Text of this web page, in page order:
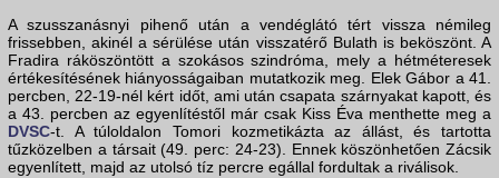
A szusszanásnyi pihenő után a vendéglátó tért vissza némileg
frissebben, akinél a sérülése után visszatérő Bulath is beköszönt. A
Fradira ráköszöntött a szokásos szindróma, mely a hétméteresek
értékesítésének hiányosságaiban mutatkozik meg. Elek Gábor a 41.
percben, 22-19-nél kért időt, ami után csapata szárnyakat kapott, és
a 43. percben az egyenlítéstől már csak Kiss Éva menthette meg a
DVSC-t. A túloldalon Tomori kozmetikázta az állást, és tartotta
tűzközelben a társait (49. perc: 24-23). Ennek köszönhetően Zácsik
egyenlített, majd az utolsó tíz percre egállal fordultak a riválisok.